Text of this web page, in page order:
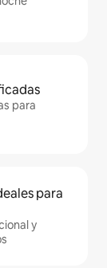
para
para
y